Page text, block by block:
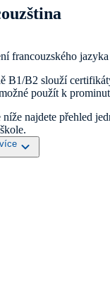
francouzského
B1/B2 slouží
použít k
níže najdete přehled